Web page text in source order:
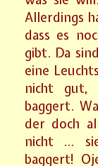
Allerdings
dass es
gibt. Da
eine
nicht gut,
baggert.
der doch
nicht …
baggert!